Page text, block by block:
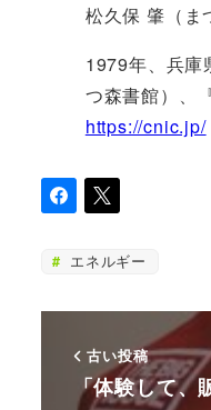
松久保 肇（ま
1979年、兵
つ森書館）、
https://cnic.jp/
エネルギー
古い投稿
「体験して